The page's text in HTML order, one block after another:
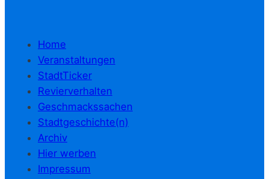
Home
Veranstaltungen
StadtTicker
Revierverhalten
Geschmackssachen
Stadtgeschichte(n)
Archiv
Hier werben
Impressum